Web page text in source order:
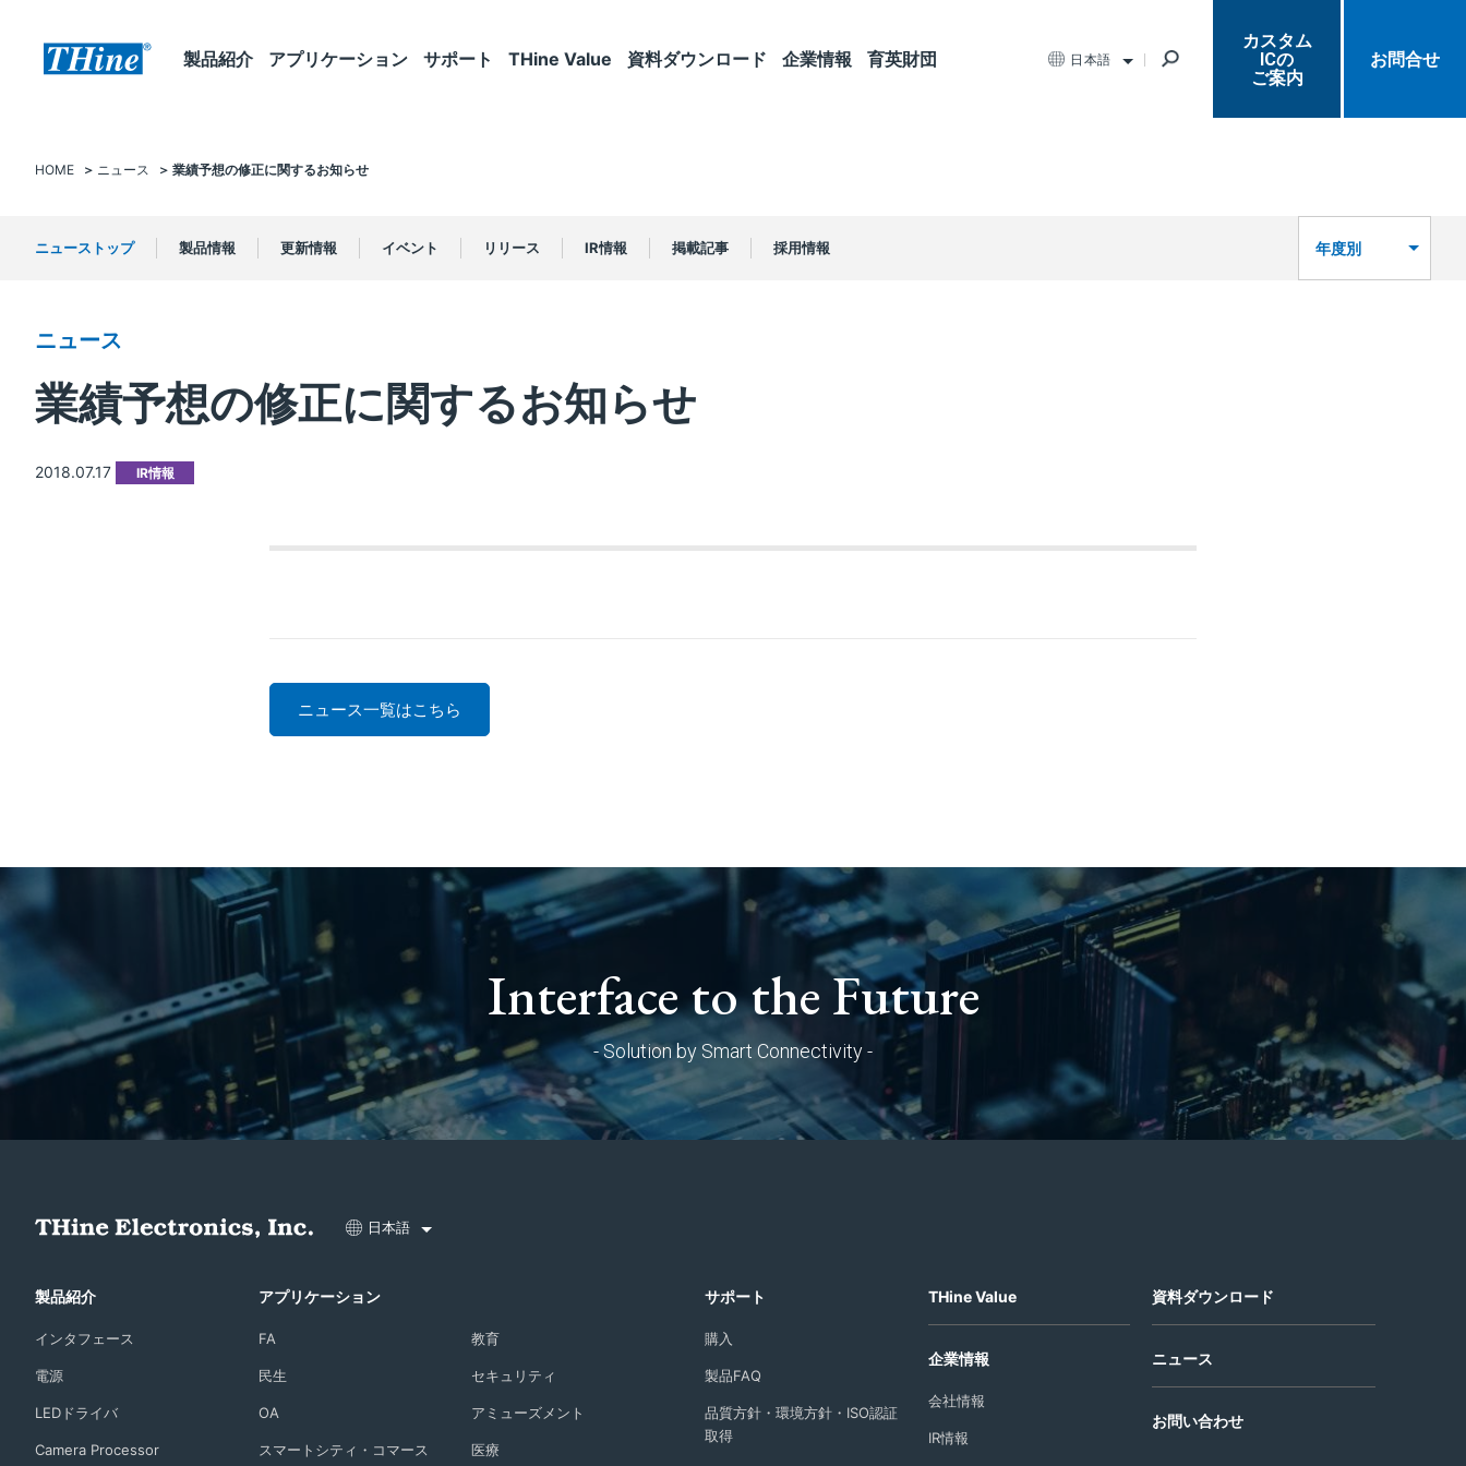
製品紹介 アプリケーション サポート THine Value 資料ダウンロード 企業情報 育英財団 日本語
カスタム
ICの
ご案内
お問合せ
HOME ニュース 業績予想の修正に関するお知らせ
ニューストップ 製品情報 更新情報 イベント リリース IR情報 掲載記事 採用情報 年度別
ニュース
業績予想の修正に関するお知らせ
2018.07.17 IR情報
ニュース一覧はこちら
Interface to the Future
- Solution by Smart Connectivity -
日本語
製品紹介
インタフェース
電源
LEDドライバ
Camera Processor
アプリケーション
FA 教育
民生 セキュリティ
OA アミューズメント
スマートシティ・コマース 医療
サポート
購入
製品FAQ
品質方針・環境方針・ISO認証
取得
THine Value
企業情報
会社情報
IR情報
資料ダウンロード
ニュース
お問い合わせ